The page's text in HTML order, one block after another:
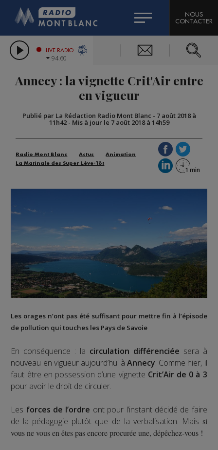
LES CHRONIQUES DE L'EXPERT
CITIZEN MACHINERY
GRAND MASSIF DOMAINES SKIABLES
BIGARD
COMPAGNIE DU MONT-BLANC
NOUS
CONTACTER
LIVE RADIO
94.60
Annecy : la vignette Crit'Air entre
en vigueur
Publié par La Rédaction Radio Mont Blanc - 7 août 2018 à
11h42- Mis à jour le 7 août 2018 à 14h59
Radio Mont Blanc Actus
Animation
La Matinale des Super Lève-Tôt
Les orages n’ont pas été suffisant pour mettre fin à l’épisode
de pollution qui touches les Pays de Savoie
En conséquence : la circulation différenciée sera à
nouveau en vigueur aujourd’hui àAnnecy. Comme hier, il
faut être en possession d’une vignette Crit’Air de 0 à 3
pour avoir le droit de circuler.
Les forces de l’ordre ont pour l’instant décidé de faire
de la pédagogie plutôt que de la verbalisation. Mais si
vous ne vous en êtes pas encore procurée une, dépêchez-vous !